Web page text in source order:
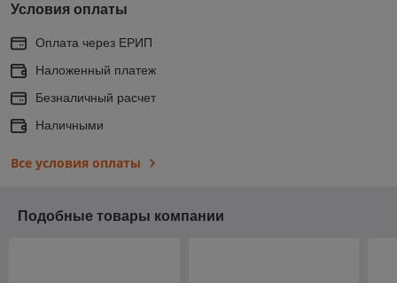
Условия оплаты
Оплата через ЕРИП
Наложенный платеж
Безналичный расчет
Наличными
Все условия оплаты
Подобные товары компании